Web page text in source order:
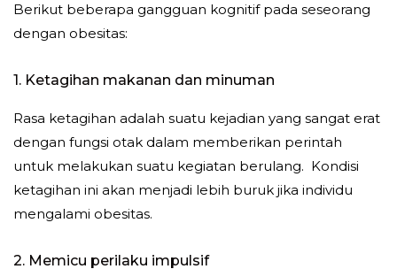
Berikut beberapa gangguan kognitif pada seseorang
dengan obesitas:
1. Ketagihan makanan dan minuman
Rasa ketagihan adalah suatu kejadian yang sangat erat
dengan fungsi otak dalam memberikan perintah
untuk melakukan suatu kegiatan berulang. Kondisi
ketagihan ini akan menjadi lebih buruk jika individu
mengalami obesitas.
2. Memicu perilaku impulsif